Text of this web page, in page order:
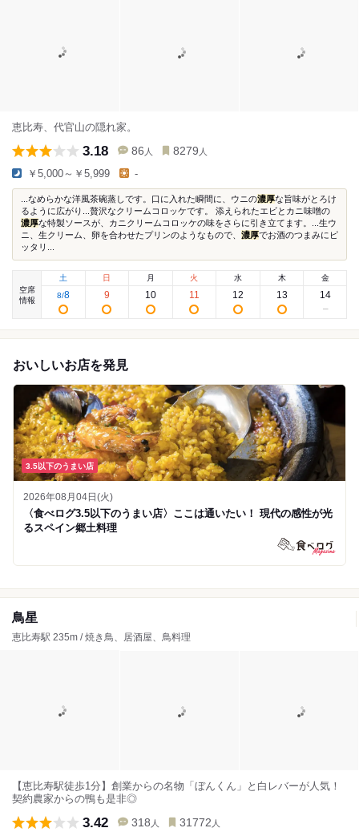
恵比寿、代官山の隠れ家。
3.18 86 人 8279 人
￥5,000～￥5,999 -
...なめらかな洋風茶碗蒸しです。口に入れた瞬間に、ウニの濃厚な旨味がとろけ
るように広がり...贅沢なクリームコロッケです。 添えられたエビとカニ味噌の
濃厚な特製ソースが、カニクリームコロッケの味をさらに引き立てます。...生ウ
ニ、生クリーム、卵を合わせたプリンのようなもので、 濃厚でお酒のつまみにピ
ッタリ...
空席
情報
土
8/8
日
9
月
10
火
11
水
12
木
13
金
14
おいしいお店を発見
3.5以下のうまい店
2026年08月04日(火)
〈食べログ3.5以下のうまい店〉ここは通いたい！ 現代の感性が光
るスペイン郷土料理
鳥星
恵比寿駅 235m / 焼き鳥、居酒屋、鳥料理
【恵比寿駅徒歩1分】創業からの名物「ぼんくん」と白レバーが人気！
契約農家からの鴨も是非◎
3.42 318 人 31772 人